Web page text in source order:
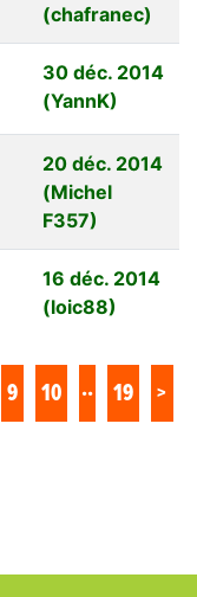
(chafranec)
30 déc. 2014
(YannK)
20 déc. 2014
(Michel
F357)
16 déc. 2014
(loic88)
9 10 .. 19 >